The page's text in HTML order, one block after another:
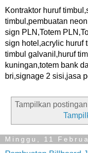
Kontraktor huruf
timbul,pembuatan
sign PLN,Totem
sign hotel,acrylic huruf
timbul galvanil,huruf
kuningan,totem bank
bri,signage 2 sisi,jasa
Tampilkan
Minggu, 11